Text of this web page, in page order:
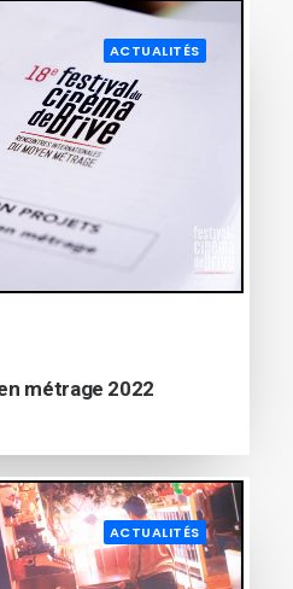
ACTUALITÉS
métrage 2022
ACTUALITÉS